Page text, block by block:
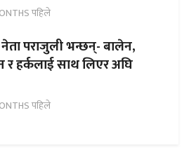
पहिले
नेता पराजुली भन्छन्- बालेन,
हर्कलाई साथ लिएर अघि
पहिले